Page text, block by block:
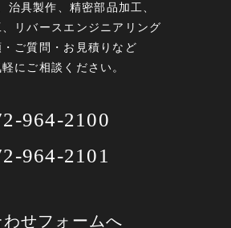
治具製作、精密部品加工、
リバースエンジニアリング
・ご質問・お見積りなど
にご相談ください。
964-2100
964-2101
わせフォームへ